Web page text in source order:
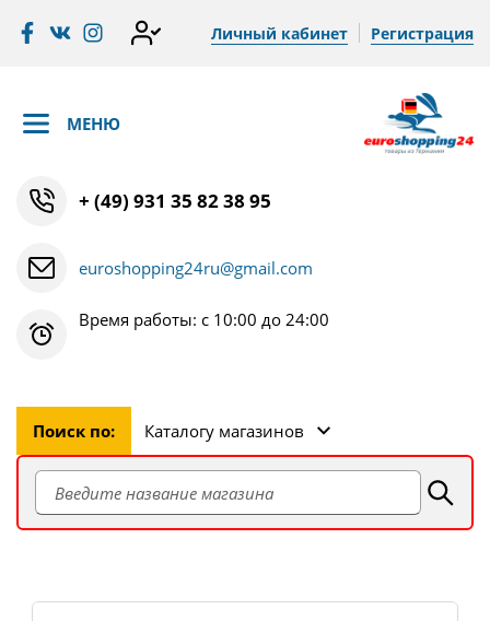
Личный кабинет Регистрация
МЕНЮ
+ (49) 931 35 82 38 95
euroshopping24ru@gmail.com
Время работы: с 10:00 до 24:00
Поиск по: Каталогу магазинов